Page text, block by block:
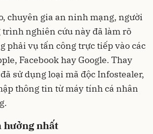
chuyên gia an ninh mạng, người
trình nghiên cứu này đã làm rõ
phải vụ tấn công trực tiếp vào các
Facebook hay Google. Thay
sử dụng loại mã độc Infostealer,
thông tin từ máy tính cá nhân
hưởng nhất